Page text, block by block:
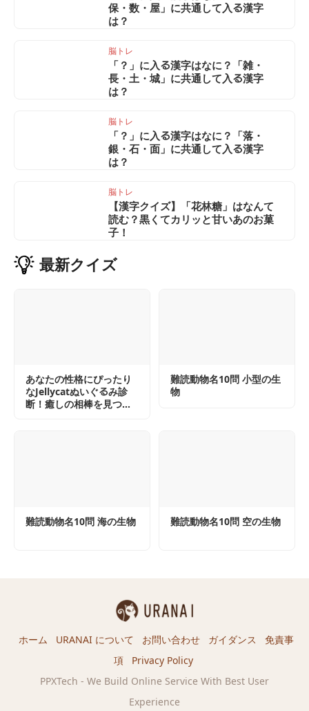
保・数・屋」に共通して入る漢字
は？
脳トレ
「？」に入る漢字はなに？「雑・
長・土・城」に共通して入る漢字
は？
脳トレ
「？」に入る漢字はなに？「落・
銀・石・面」に共通して入る漢字
は？
脳トレ
【漢字クイズ】「花林糖」はなんて
読む？黒くてカリッと甘いあのお菓
子！
最新クイズ
あなたの性格にぴったり
なJellycatぬいぐるみ診
断！癒しの相棒を見つけ
難読動物名10問 小型の生
物
難読動物名10問 海の生物 難読動物名10問 空の生物
ホーム URANAI について お問い合わせ ガイダンス 免責事
項 Privacy Policy
PPXTech - We Build Online Service With Best User
Experience